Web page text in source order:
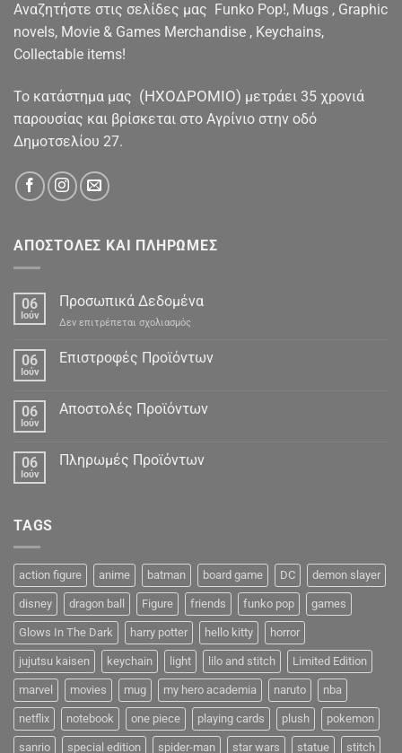
Αναζητήστε στις σελίδες μας Funko Pop!, Mugs , Graphic
novels, Movie & Games Merchandise , Keychains,
Collectable items!
To κατάστημα μας (ΗΧΟΔΡΟΜΙΟ) μετράει 35 χρονιά
παρουσίας και βρίσκεται στο Αγρίνιο στην οδό
Δημοτσελίου 27.
ΑΠΟΣΤΟΛΕΣ ΚΑΙ ΠΛΗΡΩΜΕΣ
06
Ιούν
Προσωπικά Δεδομένα
Δεν επιτρέπεται σχολιασμός
Δεδομένα
06
Ιούν
Επιστροφές Προϊόντων
06
Ιούν
Αποστολές Προϊόντων
06
Ιούν
Πληρωμές Προϊόντων
TAGS
action figure anime batman board game DC demon slayer
disney dragon ball Figure friends funko pop games
Glows In The Dark harry potter hello kitty horror
jujutsu kaisen keychain light lilo and stitch Limited Edition
marvel movies mug my hero academia naruto nba
netflix notebook one piece playing cards plush pokemon
sanrio special edition spider-man star wars statue stitch